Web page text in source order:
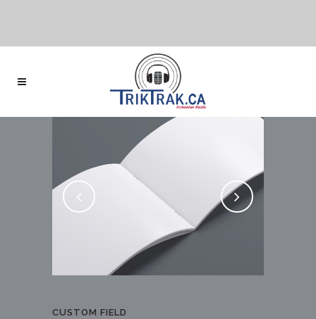
CUSTOM FIELD